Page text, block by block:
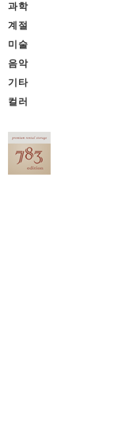
과학
계절
미술
음악
기타
컬러